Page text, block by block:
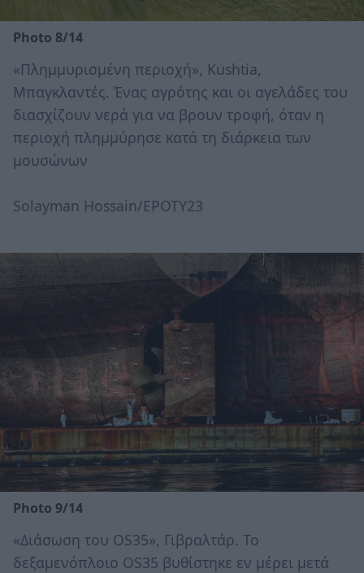
Photo 8/14
«Πλημμυρισμένη περιοχή», Kushtia,
Μπαγκλαντές. Ένας αγρότης και οι αγελάδες του
διασχίζουν νερά για να βρουν τροφή, όταν η
περιοχή πλημμύρησε κατά τη διάρκεια των
μουσώνων
Solayman Hossain/EPOTY23
Photo 9/14
«Διάσωση του OS35», Γιβραλτάρ. Το
δεξαμενόπλοιο OS35 βυθίστηκε εν μέρει μετά